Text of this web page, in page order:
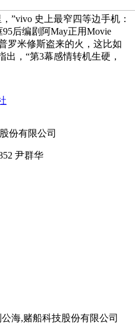
”vivo 史上最窄四等边手机：
95后编剧阿May正用Movie
罗米修斯盗来的火，这比如
，“第3幕感情转机生硬，
尹群华
海,赌船科技股份有限公司